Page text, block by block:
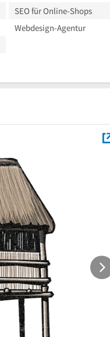
SEO für Online-Shops
Webdesign-Agentur